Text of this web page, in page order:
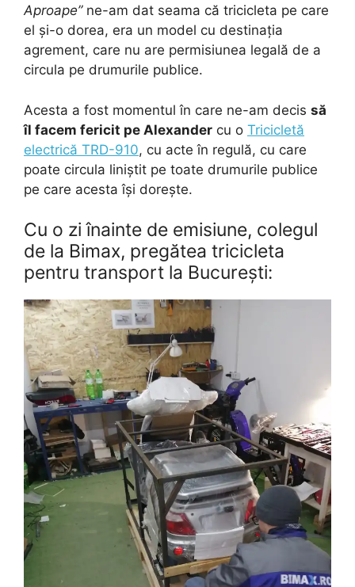
Aproape”ne-am dat seama că tricicleta pe care
el și-o dorea, era un model cu destinația
agrement, care nu are permisiunea legală de a
circula pe drumurile publice.
Acesta a fost momentul în care ne-am decis să
îl facem fericit pe Alexander cu o Tricicletă
electrică TRD-910, cu acte în regulă, cu care
poate circula liniștit pe toate drumurile publice
pe care acesta își dorește.
Cu o zi înainte de emisiune, colegul
de la Bimax, pregătea tricicleta
pentru transport la București: